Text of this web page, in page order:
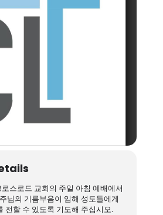
스로드 교회의 주일 아침 예배에서
님의 기름부음이 임해 성도들에게
전할 수 있도록 기도해 주십시오.